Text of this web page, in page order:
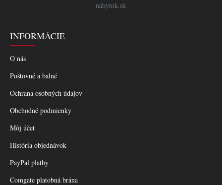
nabytok.sk
INFORMÁCIE
O nás
Poštovné a balné
Ochrana osobných údajov
Obchodné podmienky
Môj účet
História objednávok
PayPal platby
Comgate platobná brána